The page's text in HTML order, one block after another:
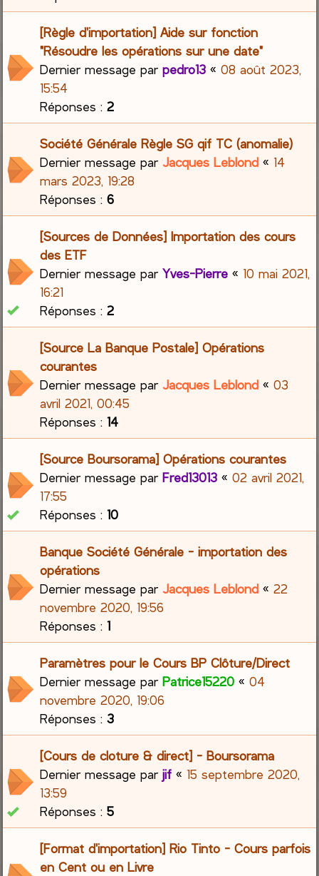
[Règle d'importation] Aide sur fonction
"Résoudre les opérations sur une date"
Dernier message parpedro13 «08 août 2023,
15:54
Réponses :2
Société Générale Règle SG qif TC (anomalie)
Dernier message parJacques Leblond « 14
mars 2023, 19:28
Réponses :6
[Sources de Données] Importation des cours
des ETF
Dernier message parYves-Pierre « 10 mai 2021,
16:21
Réponses :2
[Source La Banque Postale] Opérations
courantes
Dernier message parJacques Leblond «03
avril 2021, 00:45
Réponses :14
[Source Boursorama] Opérations courantes
Dernier message parFred13013 «02 avril 2021,
17:55
Réponses :10
Banque Société Générale - importation des
opérations
Dernier message parJacques Leblond «22
novembre 2020, 19:56
Réponses :1
Paramètres pour le Cours BP Clôture/Direct
Dernier message parPatrice15220 «04
novembre 2020, 19:06
Réponses :3
[Cours de cloture & direct] - Boursorama
Dernier message parjif « 15 septembre 2020,
13:59
Réponses :5
[Format d'importation] Rio Tinto - Cours parfois
en Cent ou en Livre